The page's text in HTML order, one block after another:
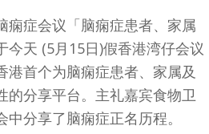
痫症会议「脑痫症患者、家属
今天 (5月15日)假香港湾仔会议
港首个为脑痫症患者、家属及
的分享平台。主礼嘉宾食物卫
分享了脑痫症正名历程。